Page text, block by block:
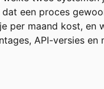
een proces
per maand kost,
API-versies